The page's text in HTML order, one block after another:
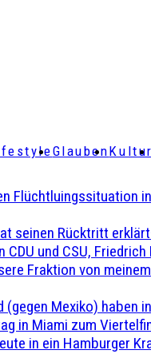
GlaubenKultur
Flüchtluingssituation
seinen Rücktritt
und CSU,
Fraktion von
Mexiko) haben
in Miami zum
in ein Hamburger